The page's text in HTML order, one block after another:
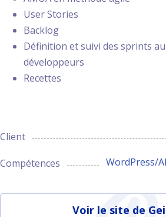
User Stories
Backlog
Définition et suivi des sprints
développeurs
Recettes
Client
Compétences WordPress/
Voir le site de